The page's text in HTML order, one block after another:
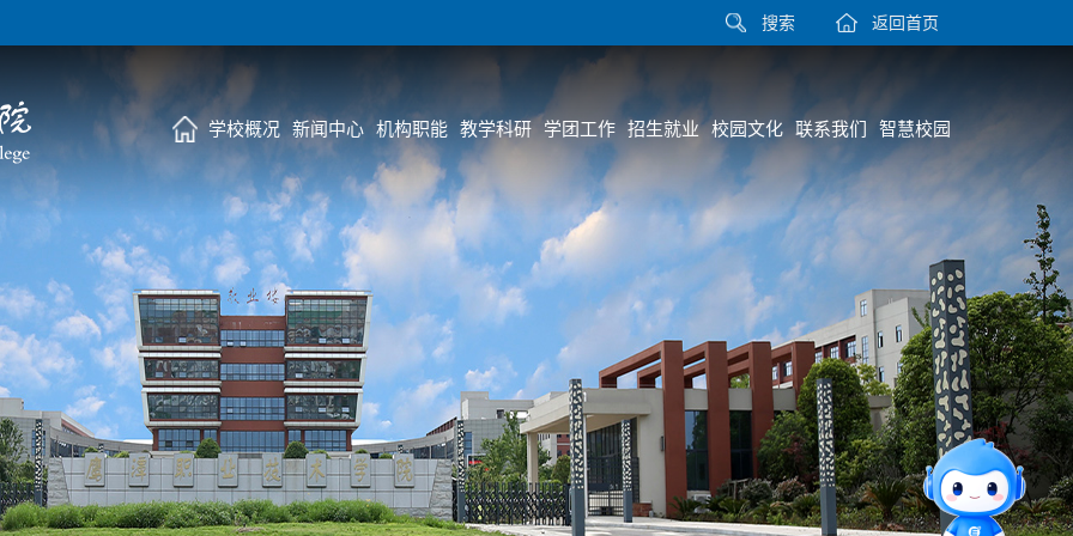
搜索 返回首页
学校概况 新闻中心 机构职能 教学科研 学团工作 招生就业 校园文化 联系我们 智慧校园
智能问答
留言板
直通专业